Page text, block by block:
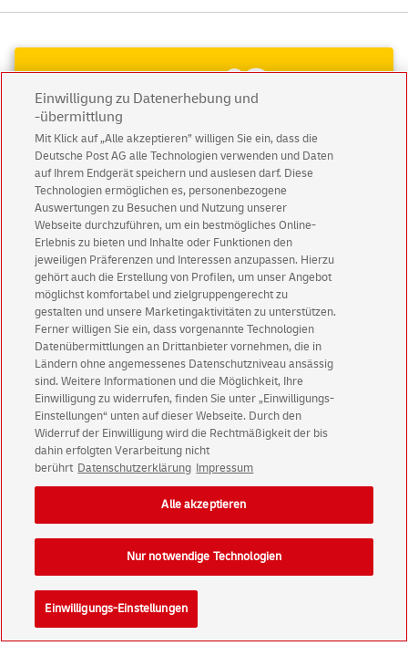
Abonnieren Sie unseren Newsletter
Immer informiert über exklusive Angebote und
Aktionen - jetzt mit Vorteil
Privatkundensichern sich einen5 € Gutschein
für POSTSCAN!
Geschäftskundenerhalten einen5 € Gutschein
für Briefmarke individuell!
Zur Newsletter-Anmeldung
© Sun Aug 09 05:41:47 CEST 2026 Deutsche Post AG
Impressum
Datenschutz
Einwilligungs-Einstellungen
Rechtliche Hinweise
Einwilligung zu Datenerhebung und
-übermittlung
Mit Klick auf „Alle akzeptieren” willigen Sie ein, dass die
Deutsche Post AG alle Technologien verwenden und Daten
auf Ihrem Endgerät speichern und auslesen darf. Diese
Technologien ermöglichen es, personenbezogene
Auswertungen zu Besuchen und Nutzung unserer
Webseite durchzuführen, um ein bestmögliches Online-
Erlebnis zu bieten und Inhalte oder Funktionen den
jeweiligen Präferenzen und Interessen anzupassen. Hierzu
gehört auch die Erstellung von Profilen, um unser Angebot
möglichst komfortabel und zielgruppengerecht zu
gestalten und unsere Marketingaktivitäten zu unterstützen.
Ferner willigen Sie ein, dass vorgenannte Technologien
Datenübermittlungen an Drittanbieter vornehmen, die in
Ländern ohne angemessenes Datenschutzniveau ansässig
sind. Weitere Informationen und die Möglichkeit, Ihre
Einwilligung zu widerrufen, finden Sie unter „Einwilligungs-
Einstellungen“ unten auf dieser Webseite. Durch den
Widerruf der Einwilligung wird die Rechtmäßigkeit der bis
dahin erfolgten Verarbeitung nicht
berührt Datenschutzerklärung Impressum
Einwilligungs-Einstellungen
Nur notwendige Technologien
Alle akzeptieren